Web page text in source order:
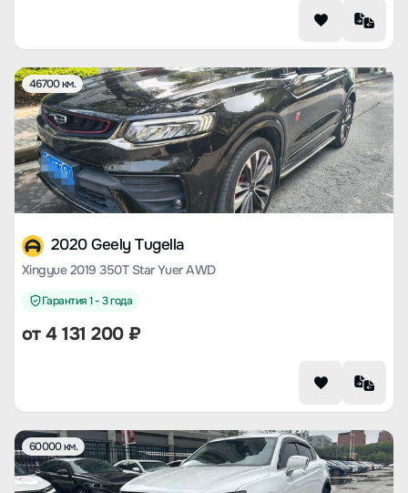
46700 км.
2020 Geely Tugella
Xingyue 2019 350T Star Yuer AWD
Гарантия 1 - 3 года
от4 131 200₽
60000 км.